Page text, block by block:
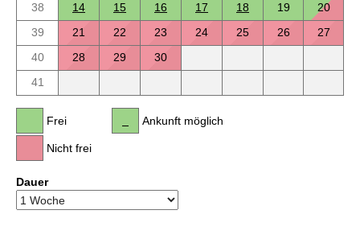
38
14 15 16 17 18 19
20
39
21 22 23 24 25 26
27
40
28 29
30
41
Frei
Nicht frei
Ankunft möglich
Dauer